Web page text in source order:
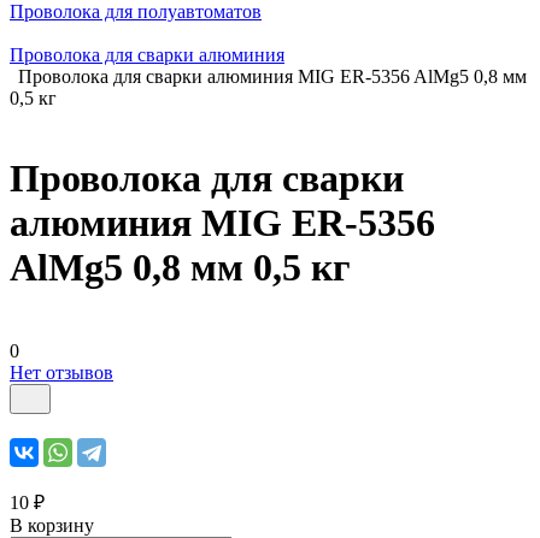
Проволока для полуавтоматов
Проволока для сварки алюминия
Проволока для сварки алюминия MIG ER-5356 AlMg5 0,8 мм
0,5 кг
Проволока для сварки
алюминия MIG ER-5356
AlMg5 0,8 мм 0,5 кг
0
Нет отзывов
10 ₽
В корзину